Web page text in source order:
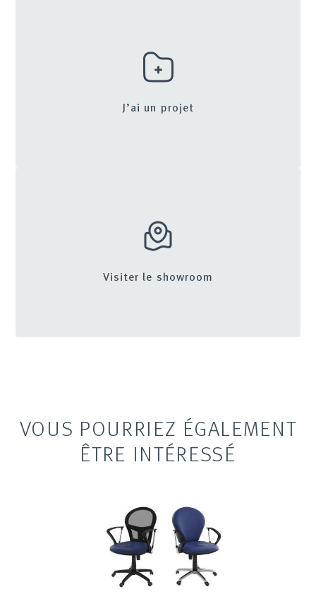
J’ai un projet
Visiter le showroom
VOUS POURRIEZ ÉGALEMENT
ÊTRE INTÉRESSÉ